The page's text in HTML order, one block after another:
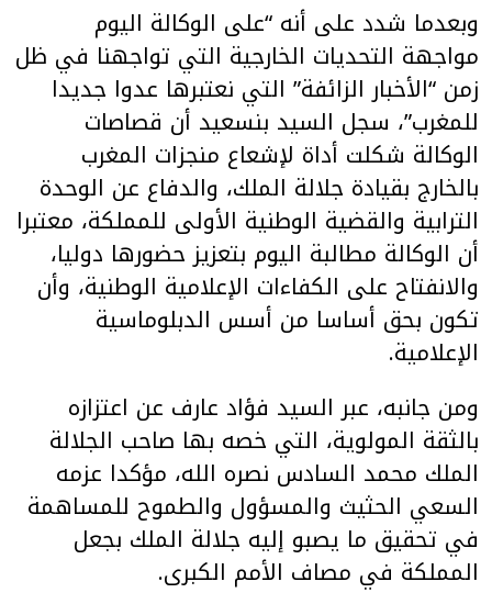
وبعدما شدد على أنه “على الوكالة اليوم
مواجهة التحديات الخارجية التي تواجهنا في ظل
زمن “الأخبار الزائفة” التي نعتبرها عدوا جديدا
للمغرب”، سجل السيد بنسعيد أن قصاصات
الوكالة شكلت أداة لإشعاع منجزات المغرب
بالخارج بقيادة جلالة الملك، والدفاع عن الوحدة
الترابية والقضية الوطنية الأولى للمملكة، معتبرا
أن الوكالة مطالبة اليوم بتعزيز حضورها دوليا،
والانفتاح على الكفاءات الإعلامية الوطنية، وأن
تكون بحق أساسا من أسس الدبلوماسية
الإعلامية.
ومن جانبه، عبر السيد فؤاد عارف عن اعتزازه
بالثقة المولوية، التي خصه بها صاحب الجلالة
الملك محمد السادس نصره الله، مؤكدا عزمه
السعي الحثيث والمسؤول والطموح للمساهمة
في تحقيق ما يصبو إليه جلالة الملك بجعل
المملكة في مصاف الأمم الكبرى.